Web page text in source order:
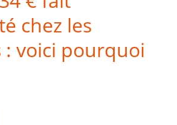
chez les
voici pourquoi